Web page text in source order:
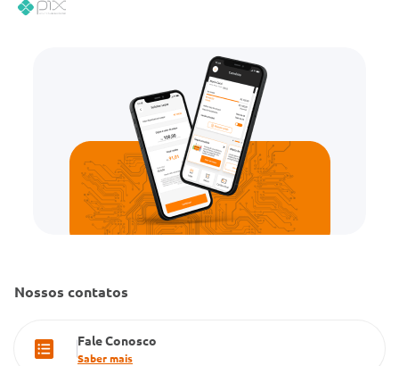
Convênio Conlife
Cartão Grupo Conde
Nossos contatos
Fale Conosco
Saber mais